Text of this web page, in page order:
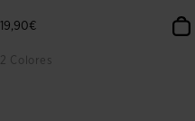
19,90€
2 Colores